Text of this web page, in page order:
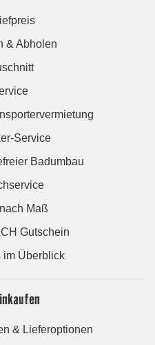
& Abholen
Service
Badumbau
Maß
Gutschein
im Überblick
& Lieferoptionen